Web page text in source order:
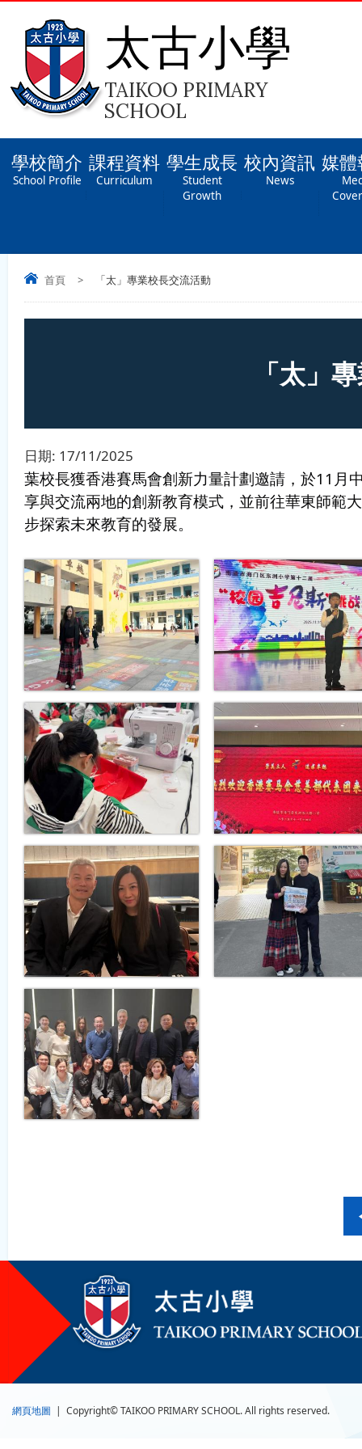
太古小學
TAIKOO PRIMARY
SCHOOL
學校簡介
School Profile
課程資料
Curriculum
學生成長
Student
Growth
校內資訊
News
媒
首頁 > 「太」專業校長交流活動
「太」
日期: 17/11/2025
葉校長獲香港賽馬會創新力量計劃邀請，於11月
享與交流兩地的創新教育模式，並前往華東師範
步探索未來教育的發展。
網頁地圖 | Copyright© TAIKOO PRIMARY SCHOOL. All rights reserved.